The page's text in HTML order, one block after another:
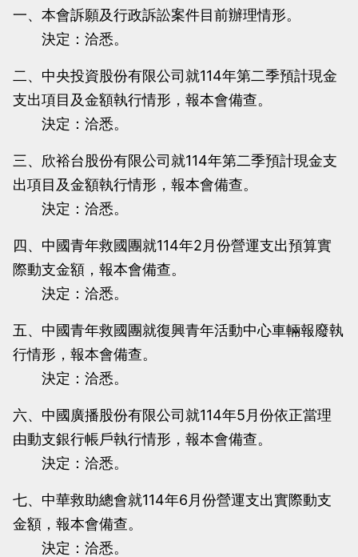
一、本會訴願及行政訴訟案件目前辦理情形。
決定：洽悉。
二、中央投資股份有限公司就114年第二季預計現金
支出項目及金額執行情形，報本會備查。
決定：洽悉。
三、欣裕台股份有限公司就114年第二季預計現金支
出項目及金額執行情形，報本會備查。
決定：洽悉。
四、中國青年救國團就114年2月份營運支出預算實
際動支金額，報本會備查。
決定：洽悉。
五、中國青年救國團就復興青年活動中心車輛報廢執
行情形，報本會備查。
決定：洽悉。
六、中國廣播股份有限公司就114年5月份依正當理
由動支銀行帳戶執行情形，報本會備查。
決定：洽悉。
七、中華救助總會就114年6月份營運支出實際動支
金額，報本會備查。
決定：洽悉。